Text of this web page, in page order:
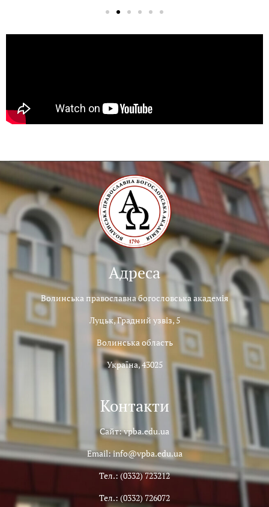
Адреса
Волинська православна богословська академія
Луцьк, Градний узвіз, 5
Волинська область
Україна, 43025
Контакти
Сайт: vpba.edu.ua
Email: info@vpba.edu.ua
Тел.: (0332) 723212
Тел.: (0332) 726072